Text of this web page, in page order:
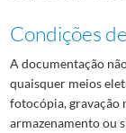
Condições
A documentação
quaisquer meios
fotocópia, gravação
armazenamento ou